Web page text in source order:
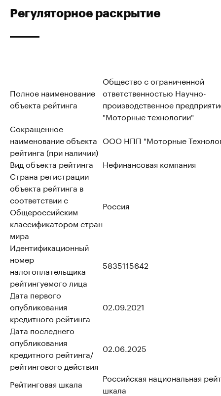
Регуляторное раскрытие
Полное наименование
объекта рейтинга
Общество с ограниченной
ответственностью Научно-
производственное
"Моторные технологии"
Сокращенное
наименование объекта
рейтинга (при наличии)
ООО НПП "Моторные
Вид объекта рейтинга
Нефинансовая компания
Страна регистрации
объекта рейтинга в
соответствии с
Общероссийским
классификатором стран
мира
Россия
Идентификационный
номер
налогоплательщика
рейтингуемого лица
5835115642
Дата первого
опубликования
кредитного рейтинга
02.09.2021
Дата последнего
опубликования
кредитного рейтинга/
рейтингового действия
02.06.2025
Рейтинговая шкала
Российская национальная
шкала